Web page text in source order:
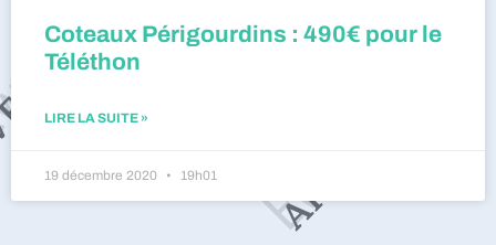
Coteaux Périgourdins : 490€ pour le
Téléthon
LIRE LA SUITE »
19 décembre 2020 19h01